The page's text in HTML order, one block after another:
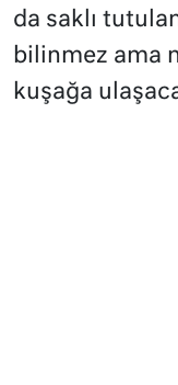
da saklı
bilinmez ama
kuşağa